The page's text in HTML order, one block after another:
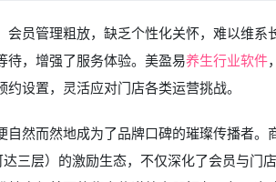
员管理粗放，缺乏个性化关怀，难以维系
待，增强了服务体验。美盈易养生行业软件
设置，灵活应对门店各类运营挑战。
然而然地成为了品牌口碑的璀璨传播者。
三层）的激励生态，不仅深化了会员与门